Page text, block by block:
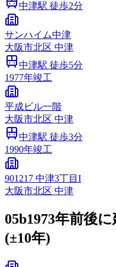
中津駅 徒歩2分
サンハイム中津
大阪市北区 中津
中津駅 徒歩5分
1977年竣工
平成ビル一階
大阪市北区 中津
中津駅 徒歩3分
1990年竣工
901217 中津3丁目I
大阪市北区 中津
05b1973年前後
(±10年)